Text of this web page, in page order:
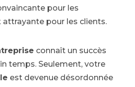
pour les
attrayante pour les clients.
connaît un succès
temps. Seulement, votre
est devenue désordonnée